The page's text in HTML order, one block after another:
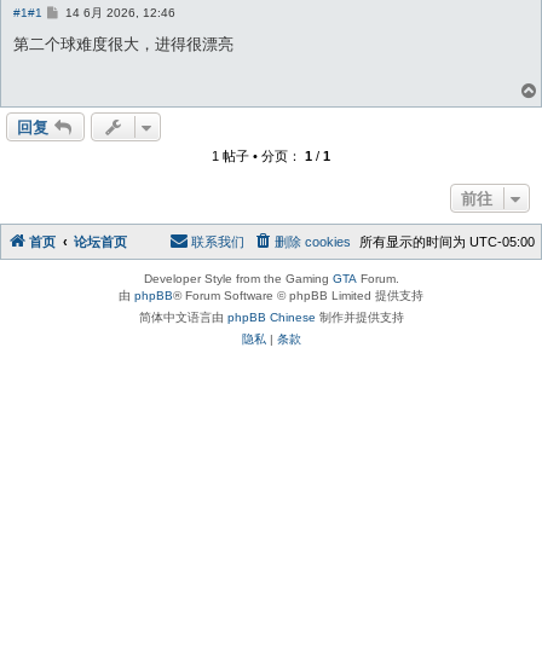
#1#1
帖14 6月 2026, 12:46
第二个球难度很大，进得很漂亮
回复
1 帖子 • 分页： 1 / 1
前往
首页 论坛首页 所有显示的时间为 UTC-05:00
删除 cookies
联系我们
Developer Style from the Gaming GTA Forum.
由 phpBB® Forum Software © phpBB Limited 提供支持
简体中文语言由 phpBB Chinese 制作并提供支持
隐私 | 条款